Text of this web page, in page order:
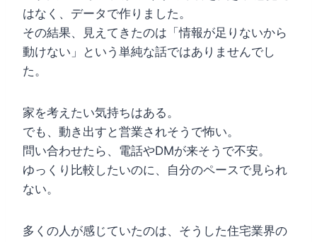
はなく、データで作りました。
その結果、見えてきたのは「情報が足りないから
動けない」という単純な話ではありませんでし
た。
家を考えたい気持ちはある。
でも、動き出すと営業されそうで怖い。
問い合わせたら、電話やDMが来そうで不安。
ゆっくり比較したいのに、自分のペースで見られ
ない。
多くの人が感じていたのは、そうした住宅業界の